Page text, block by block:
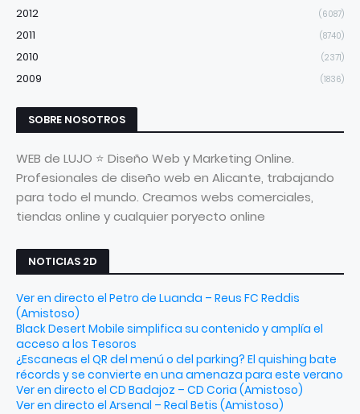
2012 (6087)
2011 (8740)
2010 (2371)
2009 (1836)
SOBRE NOSOTROS
WEB de LUJO ⭐ Diseño Web y Marketing Online.
Profesionales de diseño web en Alicante, trabajando
para todo el mundo. Creamos webs comerciales,
tiendas online y cualquier poryecto online
NOTICIAS 2D
Ver en directo el Petro de Luanda – Reus FC Reddis
(Amistoso)
Black Desert Mobile simplifica su contenido y amplía el
acceso a los Tesoros
¿Escaneas el QR del menú o del parking? El quishing bate
récords y se convierte en una amenaza para este verano
Ver en directo el CD Badajoz – CD Coria (Amistoso)
Ver en directo el Arsenal – Real Betis (Amistoso)